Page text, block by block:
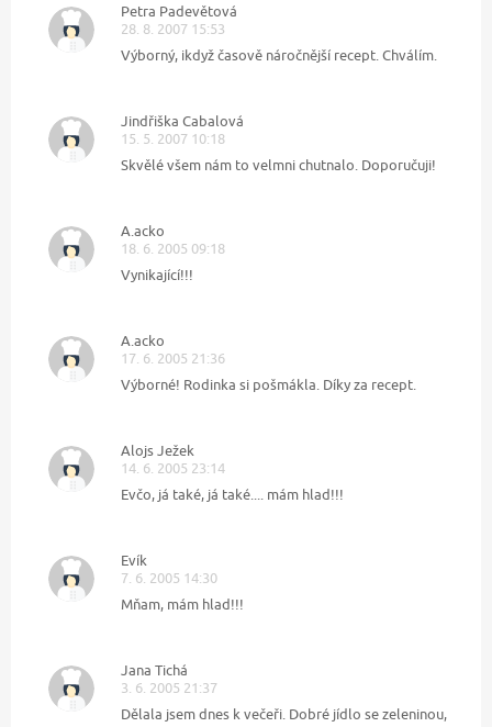
Petra Padevětová
28. 8. 2007 15:53
Výborný, ikdyž časově náročnější recept. Chválím.
Jindřiška Cabalová
15. 5. 2007 10:18
Skvělé všem nám to velmni chutnalo. Doporučuji!
A.acko
18. 6. 2005 09:18
Vynikající!!!
A.acko
17. 6. 2005 21:36
Výborné! Rodinka si pošmákla. Díky za recept.
Alojs Ježek
14. 6. 2005 23:14
Evčo, já také, já také.... mám hlad!!!
Evík
7. 6. 2005 14:30
Mňam, mám hlad!!!
Jana Tichá
3. 6. 2005 21:37
Dělala jsem dnes k večeři. Dobré jídlo se zeleninou,